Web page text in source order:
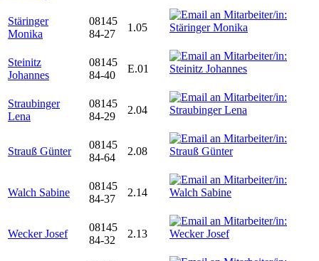
Stäringer
Monika
08145
84-27
1.05
Steinitz
Johannes
08145
84-40
E.01
Straubinger
Lena
08145
84-29
2.04
Strauß Günter
08145
84-64
2.08
Walch Sabine
08145
84-37
2.14
Wecker Josef
08145
84-32
2.13